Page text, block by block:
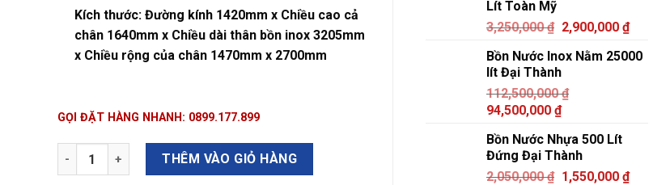
Kích thước: Đường kính 1420mm x Chiều cao cả
chân 1640mm x Chiều dài thân bồn inox 3205mm
x Chiều rộng của chân 1470mm x 2700mm
GỌI ĐẶT HÀNG NHANH: 0899.177.899
Số lượng THÊM VÀO GIỎ HÀNG
Lít Toàn Mỹ
3,250,000₫ 2,900,000 ₫
Bồn Nước Inox Nằm 25000
lít Đại Thành
112,500,000₫
94,500,000 ₫
Bồn Nước Nhựa 500 Lít
Đứng Đại Thành
2,050,000₫ 1,550,000 ₫